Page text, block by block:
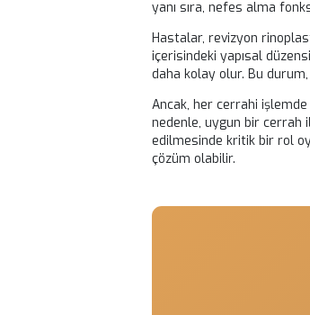
bölgesine dikkat
önerilerine uymak,
Hastalar, genellikle
efor, burun yapısını
giysilerden ve aşırı
Ameliyat sonrası
değerlendirir ve
Revizyon
Başarılı bir
yanı sıra, nefes